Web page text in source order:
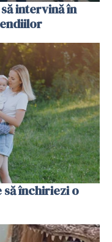
intervină în
să închiriezi o